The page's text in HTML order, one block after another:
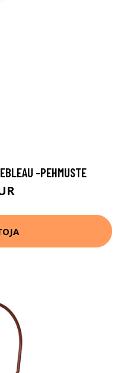
-PEHMUSTE